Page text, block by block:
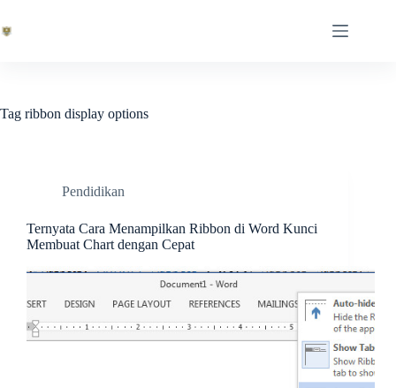
content
Tag ribbon display options
Pendidikan
Ternyata Cara Menampilkan Ribbon di Word Kunci
Membuat Chart dengan Cepat